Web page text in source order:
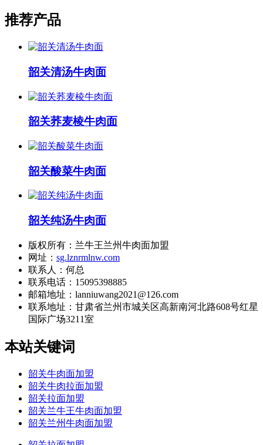
推荐产品
韶关清汤牛肉面
韶关荞麦棱牛肉面
韶关酸菜牛肉面
韶关纯汤牛肉面
版权所有：兰牛王兰州牛肉面加盟
网址： sg.lznrmlnw.com
联系人：何总
联系电话：15095398885
邮箱地址：lanniuwang2021@126.com
联系地址： 甘肃省兰州市城关区高新南河北路608号红星
国际广场3211室
本站关键词
韶关牛肉面加盟
韶关牛肉拉面加盟
韶关拉面加盟
韶关兰牛王牛肉面加盟
韶关兰州牛肉面加盟